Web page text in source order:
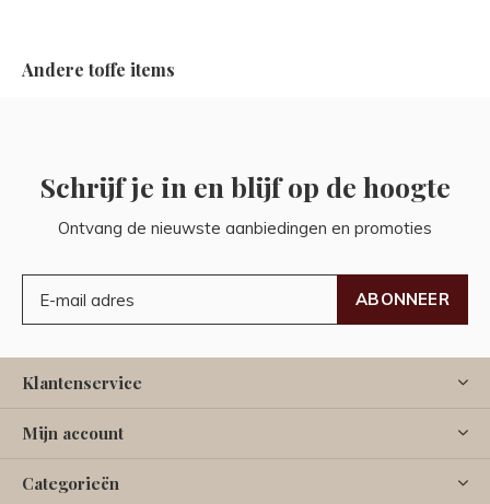
Andere toffe items
Schrijf je in en blijf op de hoogte
Ontvang de nieuwste aanbiedingen en promoties
ABONNEER
Klantenservice
Mijn account
Categorieën